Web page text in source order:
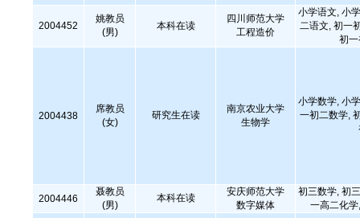
2004452
姚教员
(男)
本科在读
四川师范大学
工程造价
小学语文, 小
二语文, 初一
初
2004438
席教员
(女)
研究生在读
南京农业大学
生物学
小学数学, 小
一初二数学,
2004446
聂教员
(男)
本科在读
安庆师范大学
数字媒体
初三数学, 初
一高二化